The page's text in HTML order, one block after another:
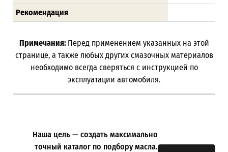
Рекомендация
Примечания: Перед применением указанных на этой
странице, а также любых других смазочных материалов
необходимо всегда сверяться с инструкцией по
эксплуатации автомобиля.
Наша цель — создать максимально
точный каталог по подбору масла.